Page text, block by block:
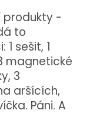
produkty -
to
sešit, 1
magnetické
3
aršících,
Páni. A